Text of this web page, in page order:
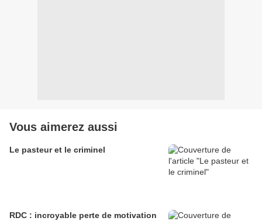
Vous aimerez aussi
Le pasteur et le criminel
RDC : incroyable perte de motivation